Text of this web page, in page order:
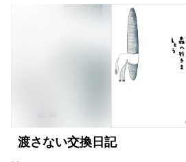
渡さない交換日記